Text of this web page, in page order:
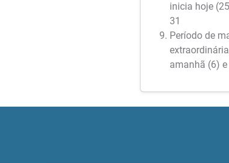
inicia hoje
31
Período de
amanhã (6)